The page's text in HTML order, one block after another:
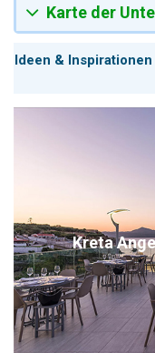
Karte der
Ideen &
Kreta